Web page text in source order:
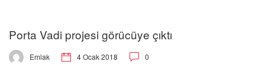
Porta Vadi projesi görücüye çıktı
Emlak 4 Ocak 2018 0